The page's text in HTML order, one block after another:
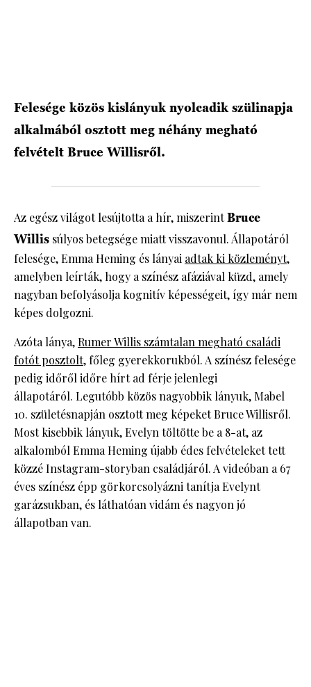
Felesége közös kislányuk nyolcadik szülinapja
alkalmából osztott meg néhány megható
felvételt Bruce Willisről.
Az egész világot lesújtotta a hír, miszerintBruce
Willis súlyos betegsége miatt visszavonul. Állapotáról
felesége, Emma Heming és lányai adtak ki közleményt,
amelyben leírták, hogy a színész afáziával küzd, amely
nagyban befolyásolja kognitív képességeit, így már nem
képes dolgozni.
Azóta lánya, Rumer Willis számtalan megható családi
fotót posztolt, főleg gyerekkorukból. A színész felesége
pedig időről időre hírt ad férje jelenlegi
állapotáról. Legutóbb közös nagyobbik lányuk, Mabel
10. születésnapján osztott meg képeket Bruce Willisről.
Most kisebbik lányuk, Evelyn töltötte be a 8-at, az
alkalomból Emma Heming újabb édes felvételeket tett
közzé Instagram-storyban családjáról. A videóban a 67
éves színész épp görkorcsolyázni tanítja Evelynt
garázsukban, és láthatóan vidám és nagyon jó
állapotban van.